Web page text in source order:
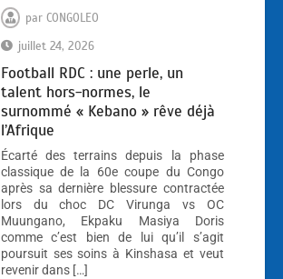
par CONGOLEO
juillet 24, 2026
Football RDC : une perle, un
talent hors-normes, le
surnommé « Kebano » rêve déjà
l’Afrique
Écarté des terrains depuis la phase
classique de la 60e coupe du Congo
après sa dernière blessure contractée
lors du choc DC Virunga vs OC
Muungano, Ekpaku Masiya Doris
comme c’est bien de lui qu’il s’agit
poursuit ses soins à Kinshasa et veut
revenir dans […]